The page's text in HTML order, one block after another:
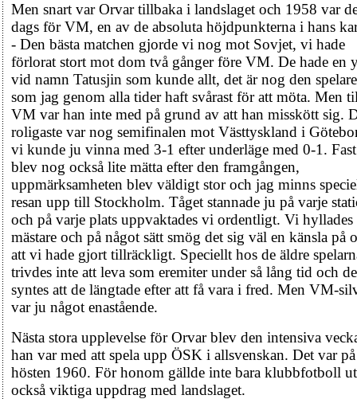
Men snart var Orvar tillbaka i landslaget och 1958 var
dags för VM, en av de absoluta höjdpunkterna i hans
- Den bästa matchen gjorde vi nog mot Sovjet, vi hade
förlorat stort mot dom två gånger före VM. De hade en
vid namn Tatusjin som kunde allt, det är nog den spelare
som jag genom alla tider haft svårast för att möta. Men
VM var han inte med på grund av att han misskött sig.
roligaste var nog semifinalen mot Västtyskland i
vi kunde ju vinna med 3-1 efter underläge med 0-1.
blev nog också lite mätta efter den framgången,
uppmärksamheten blev väldigt stor och jag minns
resan upp till Stockholm. Tåget stannade ju på varje
och på varje plats uppvaktades vi ordentligt. Vi hyllades
mästare och på något sätt smög det sig väl en känsla på
att vi hade gjort tillräckligt. Speciellt hos de äldre
trivdes inte att leva som eremiter under så lång tid och
syntes att de längtade efter att få vara i fred. Men VM-
var ju något enastående.
Nästa stora upplevelse för Orvar blev den intensiva
han var med att spela upp ÖSK i allsvenskan. Det var på
hösten 1960. För honom gällde inte bara klubbfotboll
också viktiga uppdrag med landslaget.